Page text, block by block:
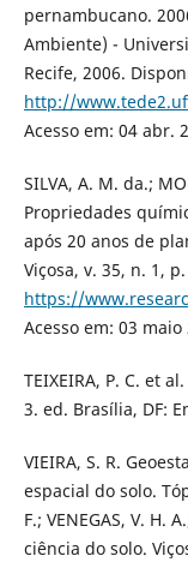
pernambucano.
Ambiente) -
Recife, 2006.
http://
Acesso em: 04 abr.
SILVA, A. M. da.;
Propriedades
após 20 anos de
Viçosa, v. 35, n. 1,
https://
Acesso em: 03 maio
TEIXEIRA, P. C. et
3. ed. Brasília, DF:
VIEIRA, S. R.
espacial do solo.
F.; VENEGAS, V. H.
ciência do solo.